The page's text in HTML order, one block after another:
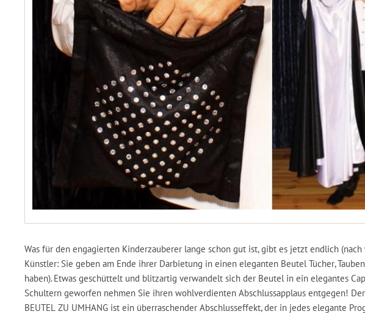
Was für den engagierten Kinderzauberer lange schon gut ist, gibt es jetzt endlich
Künstler: Sie geben am Ende ihrer Darbietung in einen eleganten Beutel Tücher,
haben). Etwas geschüttelt und blitzartig verwandelt sich der Beutel in ein elegantes
Schultern geworfen nehmen Sie ihren wohlverdienten Abschlussapplaus entgegen!
BEUTEL ZU UMHANG ist ein überraschender Abschlusseffekt, der in jedes elegante